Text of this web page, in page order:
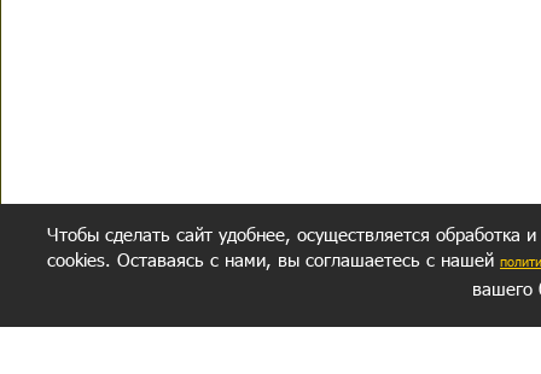
Чтобы сделать сайт удобнее, осуществляется обработка
cookies. Оставаясь с нами, вы соглашаетесь с нашей
вашего